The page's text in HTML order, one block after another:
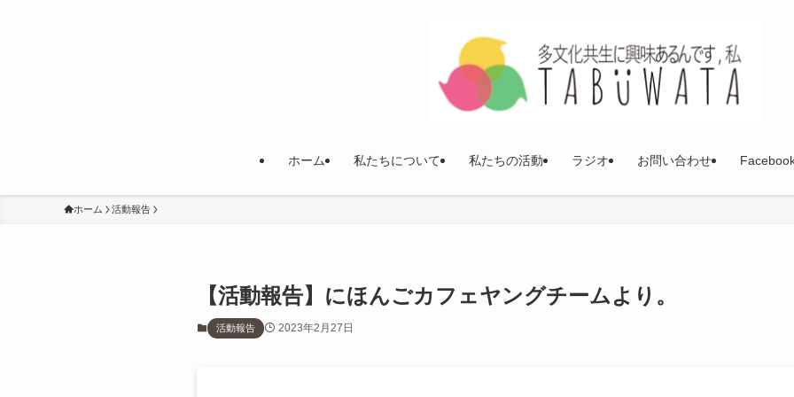
ホーム 私たちについて 私たちの活動 ラジオ お問い合わせ
ホーム 活動報告
【活動報告】にほんごカフェヤングチームより。
活動報告 2023年2月27日